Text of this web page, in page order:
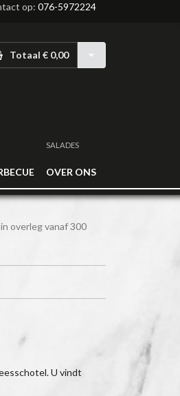
op: 076-5972224
Totaal € 0,00
SALADES
OVER ONS
overleg vanaf 300
U vindt